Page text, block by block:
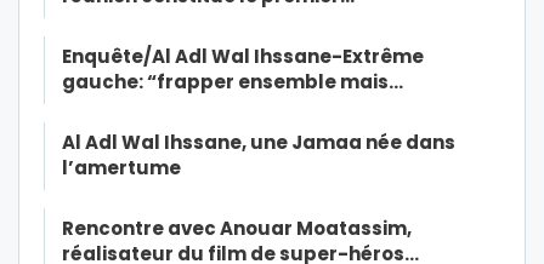
Enquête/Al Adl Wal Ihssane-Extrême
gauche: “frapper ensemble mais…
Al Adl Wal Ihssane, une Jamaa née dans
l’amertume
Rencontre avec Anouar Moatassim,
réalisateur du film de super-héros…